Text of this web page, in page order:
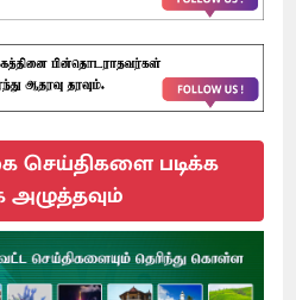
செய்திகளை படிக்க